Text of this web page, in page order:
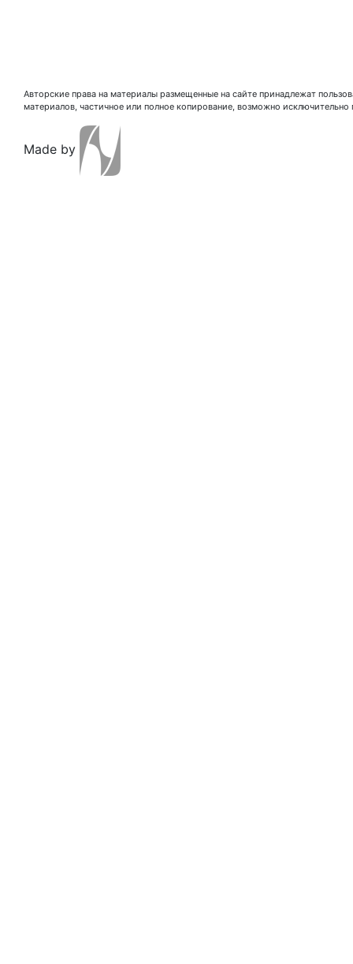
Авторские права на материалы размещенные на сайте принадлежат
материалов, частичное или полное копирование, возможно
Made by